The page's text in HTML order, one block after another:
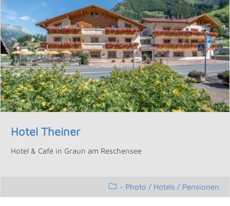
Hotel Theiner
Hotel & Café in Graun am Reschensee
- Photo / Hotels / Pensionen